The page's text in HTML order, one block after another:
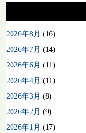
2026年8月 (16)
2026年7月 (14)
2026年6月 (11)
2026年4月 (11)
2026年3月 (8)
2026年2月 (9)
2026年1月 (17)